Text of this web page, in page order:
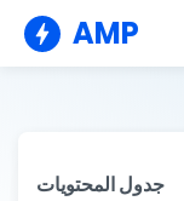
AMP
جدول المحتويات